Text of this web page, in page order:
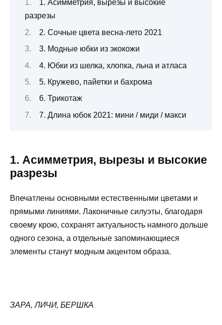
1. Асимметрия, вырезы и высокие
разрезы
2. Сочные цвета весна-лето 2021
3. Модные юбки из экокожи
4. Юбки из шелка, хлопка, льна и атласа
5. Кружево, пайетки и бахрома
6. Трикотаж
7. Длина юбок 2021: мини / миди / макси
1. Асимметрия, вырезы и высокие
разрезы
Впечатлены основными естественными цветами и
прямыми линиями. Лаконичные силуэты, благодаря
своему крою, сохранят актуальность намного дольше
одного сезона, а отдельные запоминающиеся
элементы станут модным акцентом образа.
ЗАРА, ЛИЧИ, БЕРШКА